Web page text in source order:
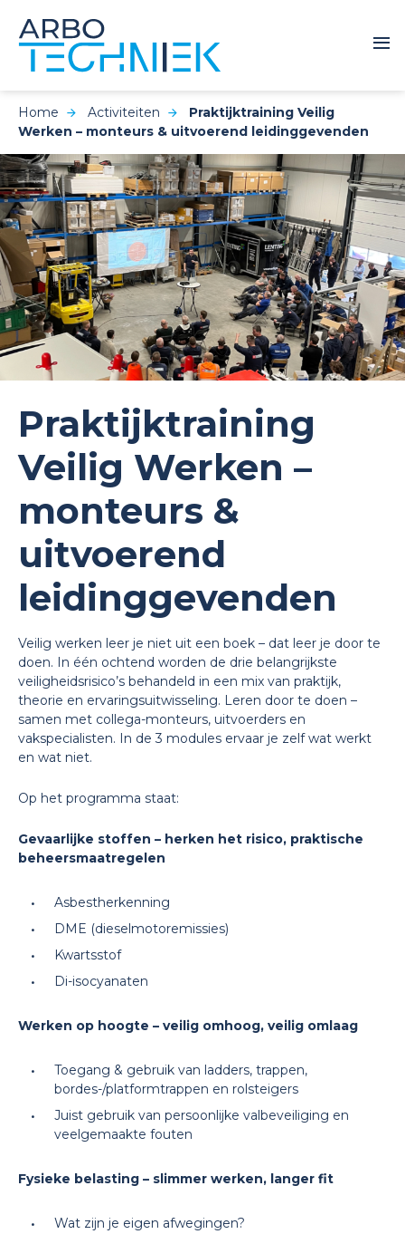
Home Activiteiten
Praktijktraining Veilig
Werken – monteurs & uitvoerend leidinggevenden
Praktijktraining
Veilig Werken –
monteurs &
uitvoerend
leidinggevenden
Veilig werken leer je niet uit een boek – dat leer je door te
doen. In één ochtend worden de drie belangrijkste
veiligheidsrisico’s behandeld in een mix van praktijk,
theorie en ervaringsuitwisseling. Leren door te doen –
samen met collega-monteurs, uitvoerders en
vakspecialisten. In de 3 modules ervaar je zelf wat werkt
en wat niet.
Op het programma staat:
Gevaarlijke stoffen – herken het risico, praktische
beheersmaatregelen
Asbestherkenning
DME (dieselmotoremissies)
Kwartsstof
Di-isocyanaten
Werken op hoogte – veilig omhoog, veilig omlaag
Toegang & gebruik van ladders, trappen,
bordes-/platformtrappen en rolsteigers
Juist gebruik van persoonlijke valbeveiliging en
veelgemaakte fouten
Fysieke belasting – slimmer werken, langer fit
Wat zijn je eigen afwegingen?